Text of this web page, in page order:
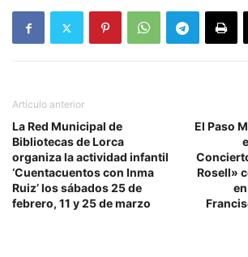
Artículo anterior
La Red Municipal de
Bibliotecas de Lorca
organiza la actividad infantil
‘Cuentacuentos con Inma
Ruiz’ los sábados 25 de
febrero, 11 y 25 de marzo
El Paso
Rosell»